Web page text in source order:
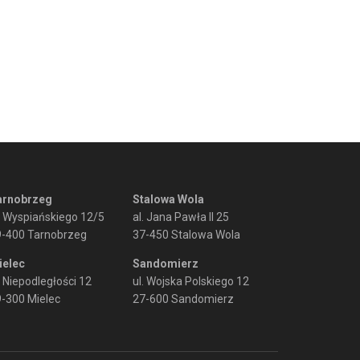
Wyspiańskiego 12/5
400 Tarnobrzeg
Niepodległości 12
300 Mielec
Stalowa Wola
al. Jana Pawła II 25
37-450 Stalowa Wola
Sandomierz
ul. Wojska Polskiego 12
27-600 Sandomierz